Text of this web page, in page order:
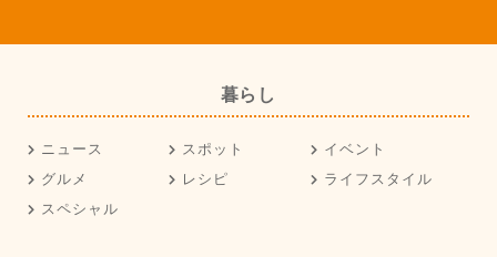
暮らし
ニュース スポット
イベント
グルメ
レシピ
ライフスタイル
スペシャル